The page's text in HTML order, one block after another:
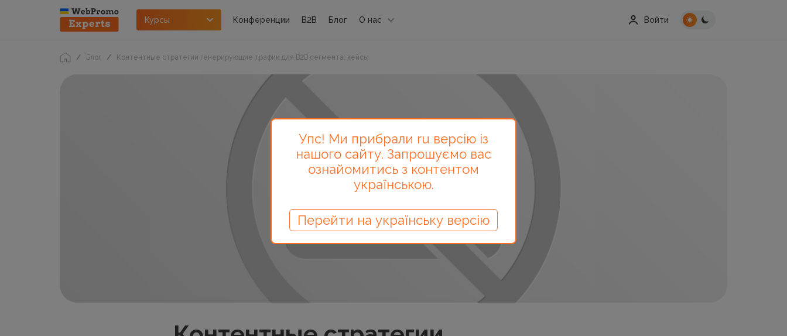
Курсы Конференции B2B Блог О нас Войти
Блог Контентные стратегии генерирующие трафик для B2B сегмента: кейсы
Упс! Ми прибрали ru версію із
нашого сайту. Запрошуємо вас
ознайомитись з контентом
українською.
Перейти на українську версію